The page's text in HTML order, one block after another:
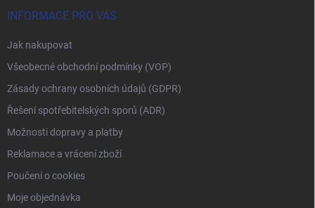
INFORMACE PRO VÁS
Jak nakupovat
Všeobecné obchodní podmínky (VOP)
Zásady ochrany osobních údajů (GDPR)
Řešení spotřebitelských sporů (ADR)
Možnosti dopravy a platby
Reklamace a vrácení zboží
Poučení o cookies
Moje objednávka